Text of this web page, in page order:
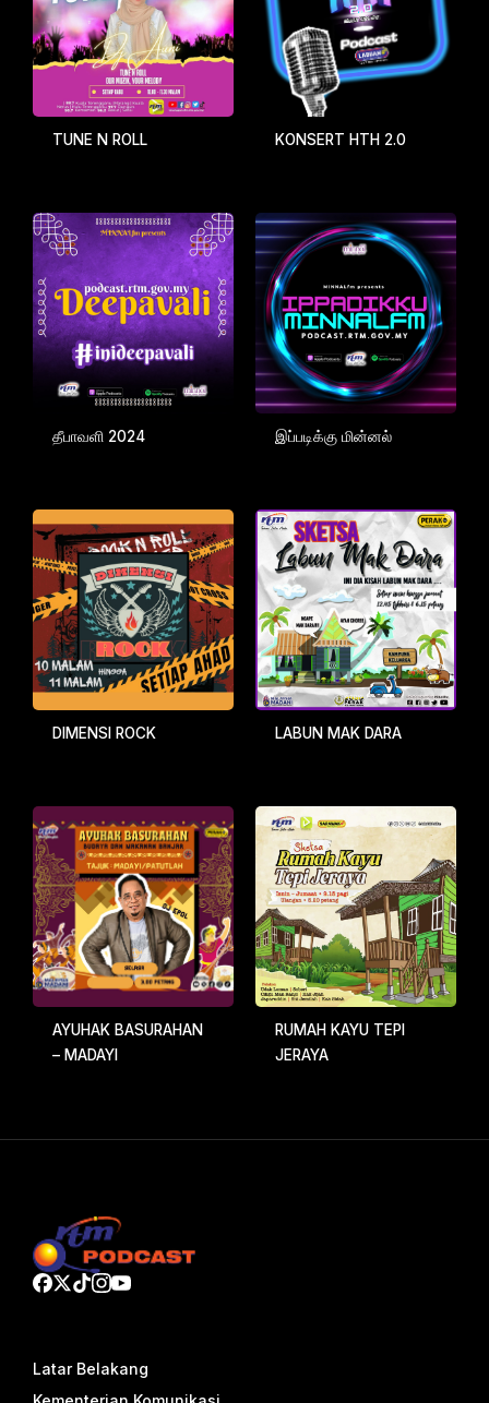
TUNE N ROLL KONSERT HTH 2.0
தீபாவளி 2024 இப்படிக்கு மின்னல்
DIMENSI ROCK LABUN MAK DARA
AYUHAK BASURAHAN
– MADAYI
RUMAH KAYU TEPI
JERAYA
Latar Belakang